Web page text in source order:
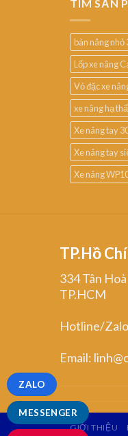
TÌM SẢN
bàn nâng nhỏ
Lốp xe nâng
Vỏ đặc xe
xe nâng hạ
Xe nâng tay
Xe nâng tay
Xe nâng
TP.Hồ
334 Tân
TP.HCM
Hotline/
Email:
GIỚI THIỆU
MESSENGER
ZALO